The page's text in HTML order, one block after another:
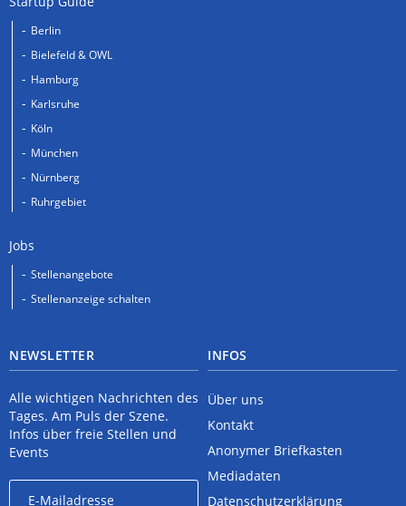
Berlin
Bielefeld & OWL
Hamburg
Karlsruhe
Köln
München
Nürnberg
Ruhrgebiet
Jobs
Stellenangebote
Stellenanzeige schalten
NEWSLETTER
Alle wichtigen Nachrichten des
Tages. Am Puls der Szene.
Infos über freie Stellen und
Events
INFOS
Über uns
Kontakt
Anonymer Briefkasten
Mediadaten
Datenschutzerklärung